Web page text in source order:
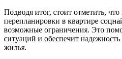
Подводя итог, стоит отметить,
перепланировки в квартире
возможные ограничения. Это
ситуаций и обеспечит
жилья.